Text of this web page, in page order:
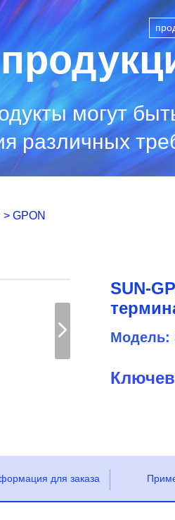
могут
различных
> GPON
SUN-
Модель:
для заказа